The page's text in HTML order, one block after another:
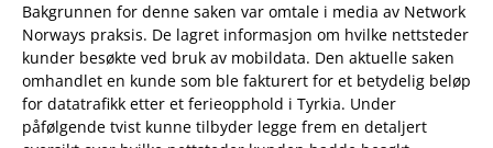
Bakgrunnen for denne saken var omtale i media av Network
Norways praksis. De lagret informasjon om hvilke nettsteder
kunder besøkte ved bruk av mobildata. Den aktuelle saken
omhandlet en kunde som ble fakturert for et betydelig beløp
for datatrafikk etter et ferieopphold i Tyrkia. Under
påfølgende tvist kunne tilbyder legge frem en detaljert